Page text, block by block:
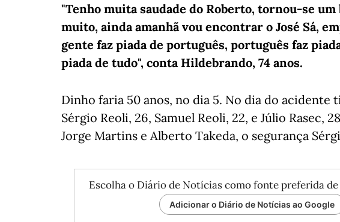
"Tenho muita saudade do Roberto, tornou-se um
muito, ainda amanhã vou encontrar o José Sá,
gente faz piada de português, português faz
piada de tudo", conta Hildebrando, 74 anos.
Dinho faria 50 anos, no dia 5. No dia do acidente
Sérgio Reoli, 26, Samuel Reoli, 22, e Júlio Rasec,
Jorge Martins e Alberto Takeda, o segurança
Escolha o Diário de Notícias como fonte preferida
Adicionar o Diário de Notícias ao Google